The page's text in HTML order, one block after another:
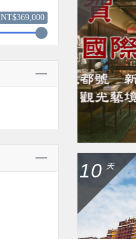
NT$369,000
10 天